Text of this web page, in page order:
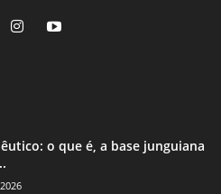
o que é, a base junguiana